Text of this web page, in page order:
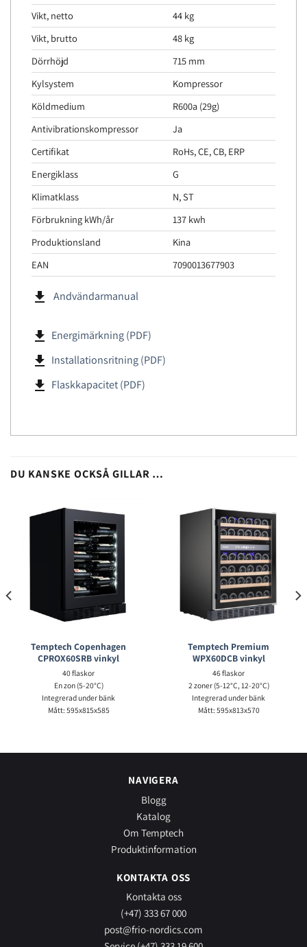
Vikt, netto
44 kg
Vikt, brutto
48 kg
Dörrhöjd
715 mm
Kylsystem
Kompressor
Köldmedium
R600a (29g)
Antivibrationskompressor
Ja
Certifikat
RoHs, CE, CB, ERP
Energiklass
G
Klimatklass
N, ST
Förbrukning kWh/år
137 kwh
Produktionsland
Kina
EAN
7090013677903
file_download Andvändarmanual
file_download Energimärkning (PDF)
file_download Installationsritning (PDF)
file_download Flaskkapacitet (PDF)
DU KANSKE OCKSÅ GILLAR …
Temptech Copenhagen
CPROX60SRB vinkyl
40 flaskor
En zon (5-20°C)
Integrerad under bänk
Mått: 595x815x585
Temptech Premium
WPX60DCB vinkyl
46 flaskor
2 zoner (5-12°C, 12-20°C)
Integrerad under bänk
Mått: 595x813x570
NAVIGERA
Blogg
Katalog
Om Temptech
Produktinformation
KONTAKTA OSS
Kontakta oss
(+47) 333 67 000
post@frio-nordics.com